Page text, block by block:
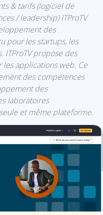
& tarifs (logiciel de
/ leadership) ITProTV
des
pour les startups, les
ITProTV propose des
applications web. Ce
des compétences
des
laboratoires
et même plateforme.